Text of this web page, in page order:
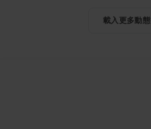
載入更多動態